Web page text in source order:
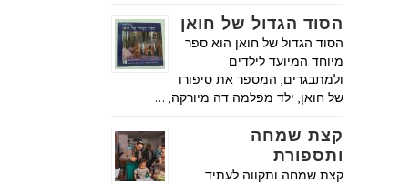
הסוד הגדול של חואן
הסוד הגדול של חואן הוא ספר
מיוחד המיועד לילדים
ולמתבגרים, המספר את סיפורו
של חואן, ילד מפלמה דה מיורקה, …
קצת שמחה
ותספורת
קצת שמחה ותקווה לעתיד